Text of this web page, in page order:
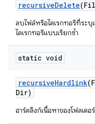
recursiveDelete
ลบไฟล์หรือไดเรกทอรีที่ระ
ไดเรกทอรีแบบเรียกซ้ำ
static void
recursiveHardlink
Dir)
ฮาร์ดลิงก์เนื้อหาของโฟลเดอ